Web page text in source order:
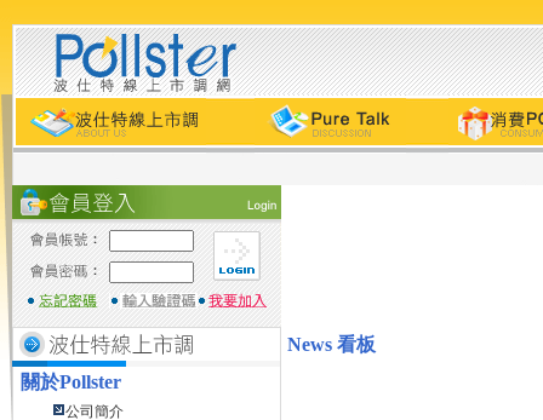
關於Pollster
公司簡介
News 看板